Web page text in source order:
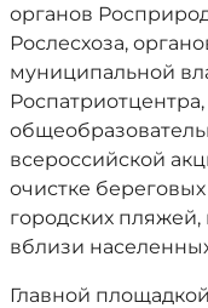
органов
Рослесхоза,
муниципальной
всероссийской
очистке
городских
вблизи
Главной